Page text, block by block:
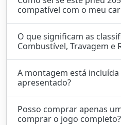
compatível com o meu
O que significam as
Combustível, Travagem e
A montagem está
apresentado?
Posso comprar apenas
comprar o jogo completo?